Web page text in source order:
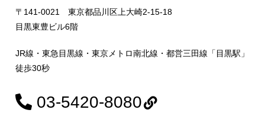
〒141-0021 東京都品川区上大崎2-15-18
目黒東豊ビル6階
JR線・東急目黒線・東京メトロ南北線・都営三田線「目黒駅」
徒歩30秒
03-5420-8080